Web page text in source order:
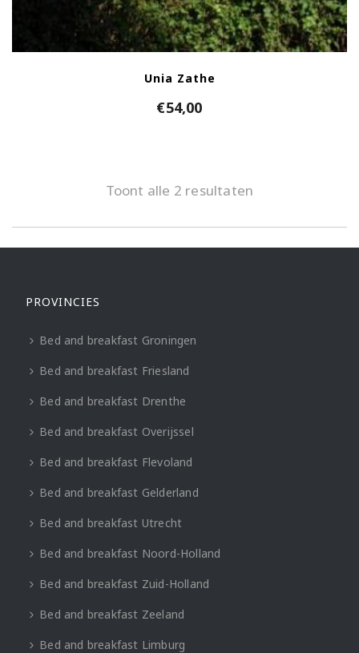
Unia Zathe
€54,00
Toont alle 2 resultaten
PROVINCIES
Bed and breakfast Groningen
Bed and breakfast Friesland
Bed and breakfast Drenthe
Bed and breakfast Overijssel
Bed and breakfast Flevoland
Bed and breakfast Gelderland
Bed and breakfast Utrecht
Bed and breakfast Noord-Holland
Bed and breakfast Zuid-Holland
Bed and breakfast Zeeland
Bed and breakfast Limburg